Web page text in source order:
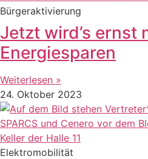
Bürgeraktivierung
Jetzt wird’s ernst
Energiesparen
Weiterlesen »
24. Oktober 2023
Elektromobilität